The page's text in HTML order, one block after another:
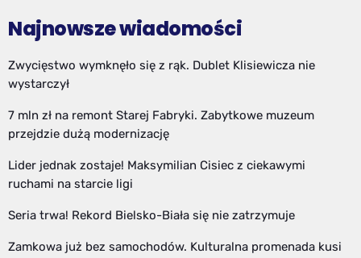
Najnowsze wiadomości
Zwycięstwo wymknęło się z rąk. Dublet Klisiewicza nie
wystarczył
7 mln zł na remont Starej Fabryki. Zabytkowe muzeum
przejdzie dużą modernizację
Lider jednak zostaje! Maksymilian Cisiec z ciekawymi
ruchami na starcie ligi
Seria trwa! Rekord Bielsko-Biała się nie zatrzymuje
Zamkowa już bez samochodów. Kulturalna promenada kusi